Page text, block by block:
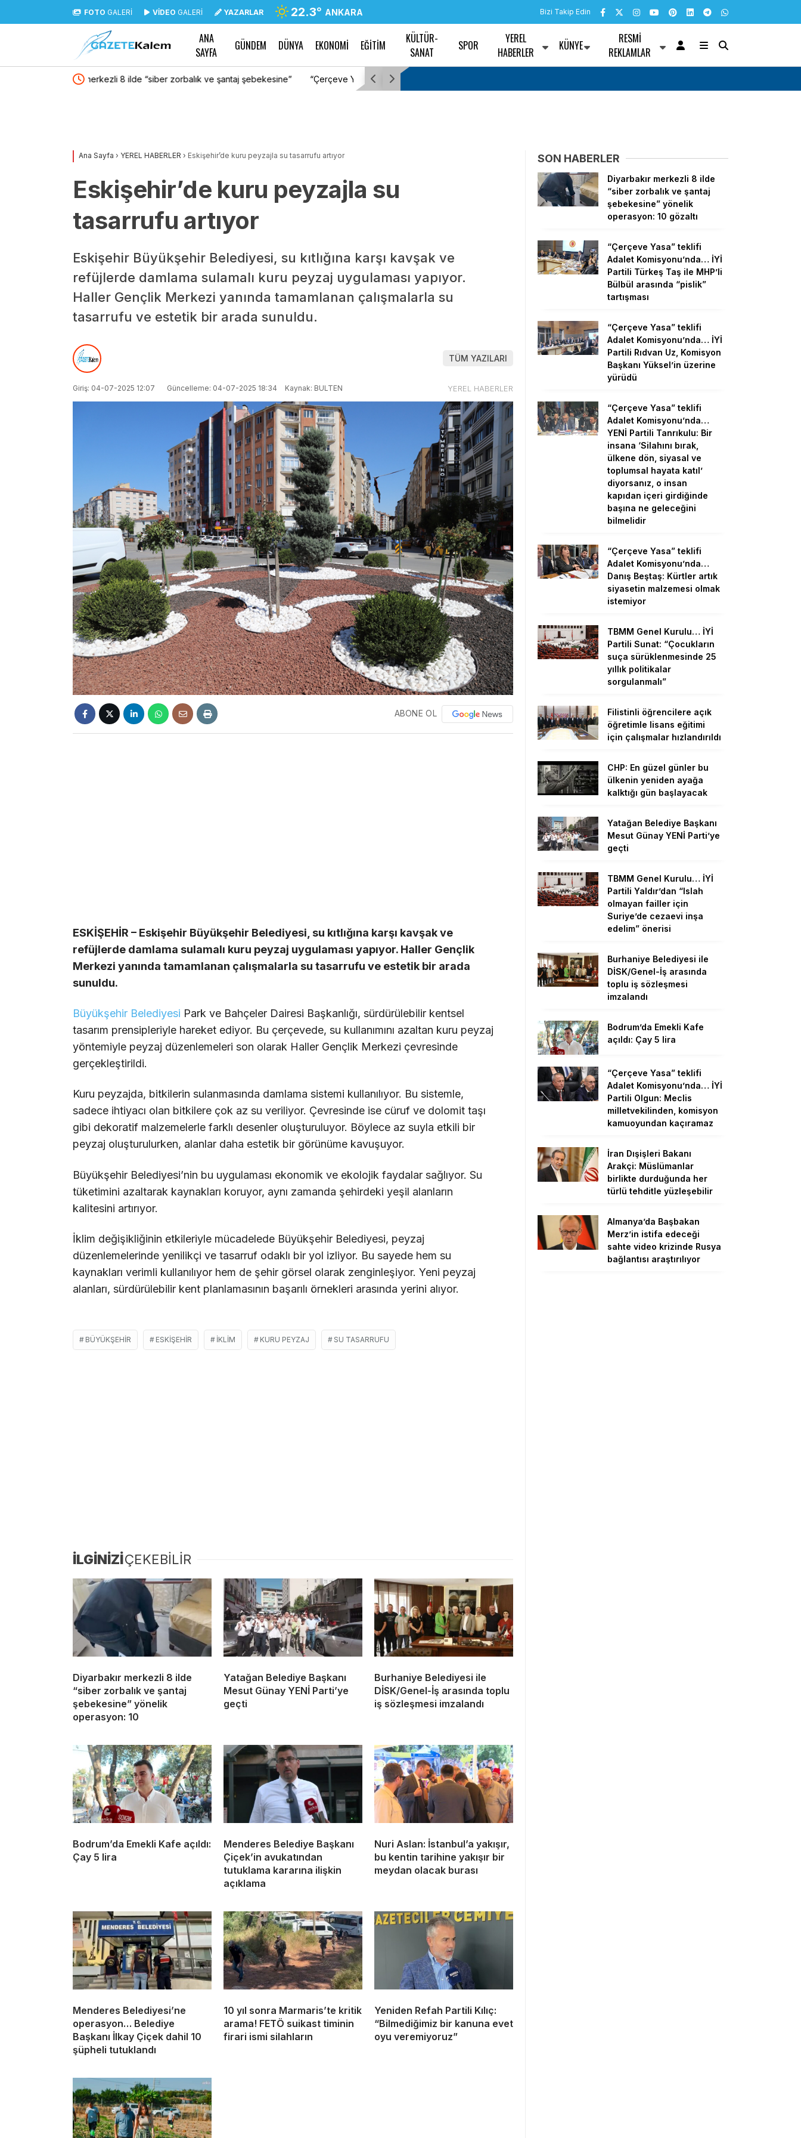
FOTO GALERİ VİDEO GALERİ YAZARLAR 22.3° ANKARA Bizi Takip Edin
ANA
SAYFA
GÜNDEM DÜNYA EKONOMİ EĞİTİM
KÜLTÜR-
SANAT
SPOR
YEREL
HABERLER
KÜNYE
RESMI
REKLAMLAR
şebekesine” “Çerçeve Yasa” teklifi Adalet Komisyonu’nda… İYİ Partili Türkeş Taş “Çerçeve Yasa” teklifi Adalet Komisyonu’nda… İYİ Partili Rıdvan Uz,
Ana Sayfa › YEREL HABERLER › Eskişehir’de kuru peyzajla su tasarrufu artıyor
Eskişehir’de kuru peyzajla su
tasarrufu artıyor
Eskişehir Büyükşehir Belediyesi, su kıtlığına karşı kavşak ve
refüjlerde damlama sulamalı kuru peyzaj uygulaması yapıyor.
Haller Gençlik Merkezi yanında tamamlanan çalışmalarla su
tasarrufu ve estetik bir arada sunuldu.
TÜM YAZILARI
Giriş: 04-07-2025 12:07 Güncelleme: 04-07-2025 18:34 Kaynak: BULTEN YEREL HABERLER
ABONE OL
ESKİŞEHİR – Eskişehir Büyükşehir Belediyesi, su kıtlığına karşı kavşak ve
refüjlerde damlama sulamalı kuru peyzaj uygulaması yapıyor. Haller Gençlik
Merkezi yanında tamamlanan çalışmalarla su tasarrufu ve estetik bir arada
sunuldu.
Büyükşehir Belediyesi Park ve Bahçeler Dairesi Başkanlığı, sürdürülebilir kentsel
tasarım prensipleriyle hareket ediyor. Bu çerçevede, su kullanımını azaltan kuru peyzaj
yöntemiyle peyzaj düzenlemeleri son olarak Haller Gençlik Merkezi çevresinde
gerçekleştirildi.
Kuru peyzajda, bitkilerin sulanmasında damlama sistemi kullanılıyor. Bu sistemle,
sadece ihtiyacı olan bitkilere çok az su veriliyor. Çevresinde ise cüruf ve dolomit taşı
gibi dekoratif malzemelerle farklı desenler oluşturuluyor. Böylece az suyla etkili bir
peyzaj oluşturulurken, alanlar daha estetik bir görünüme kavuşuyor.
Büyükşehir Belediyesi’nin bu uygulaması ekonomik ve ekolojik faydalar sağlıyor. Su
tüketimini azaltarak kaynakları koruyor, aynı zamanda şehirdeki yeşil alanların
kalitesini artırıyor.
İklim değişikliğinin etkileriyle mücadelede Büyükşehir Belediyesi, peyzaj
düzenlemelerinde yenilikçi ve tasarruf odaklı bir yol izliyor. Bu sayede hem su
kaynakları verimli kullanılıyor hem de şehir görsel olarak zenginleşiyor. Yeni peyzaj
alanları, sürdürülebilir kent planlamasının başarılı örnekleri arasında yerini alıyor.
BÜYÜKŞEHIR ESKIŞEHIR IKLIM KURU PEYZAJ SU TASARRUFU
İLGİNİZİÇEKEBİLİR
Diyarbakır merkezli 8 ilde
“siber zorbalık ve şantaj
şebekesine” yönelik
operasyon: 10
Yatağan Belediye Başkanı
Mesut Günay YENİ Parti’ye
geçti
Burhaniye Belediyesi ile
DİSK/Genel-İş arasında toplu
iş sözleşmesi imzalandı
Bodrum’da Emekli Kafe açıldı:
Çay 5 lira
Menderes Belediye Başkanı
Çiçek’in avukatından
tutuklama kararına ilişkin
açıklama
Nuri Aslan: İstanbul’a yakışır,
bu kentin tarihine yakışır bir
meydan olacak burası
Menderes Belediyesi’ne
operasyon… Belediye
Başkanı İlkay Çiçek dahil 10
şüpheli tutuklandı
10 yıl sonra Marmaris’te kritik
arama! FETÖ suikast timinin
firari ismi silahların
Yeniden Refah Partili Kılıç:
“Bilmediğimiz bir kanuna evet
oyu veremiyoruz”
SON HABERLER
Diyarbakır merkezli 8 ilde
“siber zorbalık ve şantaj
şebekesine” yönelik
operasyon: 10 gözaltı
“Çerçeve Yasa” teklifi
Adalet Komisyonu’nda… İYİ
Partili Türkeş Taş ile MHP’li
Bülbül arasında “pislik”
tartışması
“Çerçeve Yasa” teklifi
Adalet Komisyonu’nda… İYİ
Partili Rıdvan Uz, Komisyon
Başkanı Yüksel’in üzerine
yürüdü
“Çerçeve Yasa” teklifi
Adalet Komisyonu’nda…
YENİ Partili Tanrıkulu: Bir
insana ‘Silahını bırak,
ülkene dön, siyasal ve
toplumsal hayata katıl’
diyorsanız, o insan
kapıdan içeri girdiğinde
başına ne geleceğini
bilmelidir
“Çerçeve Yasa” teklifi
Adalet Komisyonu’nda…
Danış Beştaş: Kürtler artık
siyasetin malzemesi olmak
istemiyor
TBMM Genel Kurulu… İYİ
Partili Sunat: “Çocukların
suça sürüklenmesinde 25
yıllık politikalar
sorgulanmalı”
Filistinli öğrencilere açık
öğretimle lisans eğitimi
için çalışmalar hızlandırıldı
CHP: En güzel günler bu
ülkenin yeniden ayağa
kalktığı gün başlayacak
Yatağan Belediye Başkanı
Mesut Günay YENİ Parti’ye
geçti
TBMM Genel Kurulu… İYİ
Partili Yaldır’dan “Islah
olmayan failler için
Suriye’de cezaevi inşa
edelim” önerisi
Burhaniye Belediyesi ile
DİSK/Genel-İş arasında
toplu iş sözleşmesi
imzalandı
Bodrum’da Emekli Kafe
açıldı: Çay 5 lira
“Çerçeve Yasa” teklifi
Adalet Komisyonu’nda… İYİ
Partili Olgun: Meclis
milletvekilinden, komisyon
kamuoyundan kaçıramaz
İran Dışişleri Bakanı
Arakçi: Müslümanlar
birlikte durduğunda her
türlü tehditle yüzleşebilir
Almanya’da Başbakan
Merz’in istifa edeceği
sahte video krizinde Rusya
bağlantısı araştırılıyor